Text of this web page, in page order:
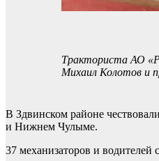
Тракториста АО
Михаил Колотов и
В Здвинском районе
и Нижнем Чулыме.
37 механизаторов и